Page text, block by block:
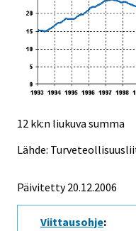
12 kk:n liukuva summa
Lähde:
Päivitetty20.12.2006
Viittausohje: